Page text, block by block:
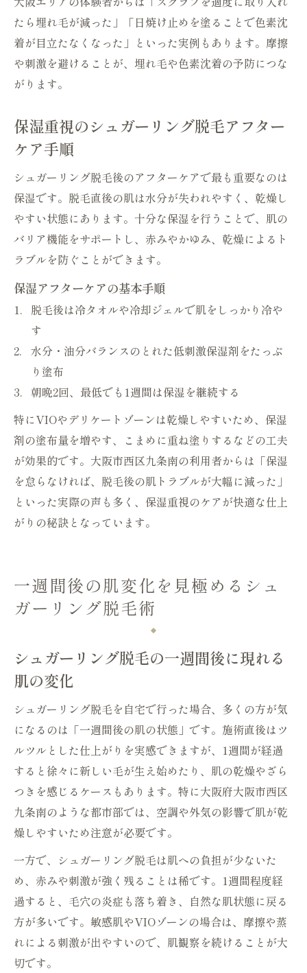
たら埋れ毛が減った」「日焼け止めを塗ることで色素沈
着が目立たなくなった」といった実例もあります。摩擦
や刺激を避けることが、埋れ毛や色素沈着の予防につな
がります。
保湿重視のシュガーリング脱毛アフター
ケア手順
シュガーリング脱毛後のアフターケアで最も重要なのは
保湿です。脱毛直後の肌は水分が失われやすく、乾燥し
やすい状態にあります。十分な保湿を行うことで、肌の
バリア機能をサポートし、赤みやかゆみ、乾燥によるト
ラブルを防ぐことができます。
保湿アフターケアの基本手順
脱毛後は冷タオルや冷却ジェルで肌をしっかり冷や
す
水分・油分バランスのとれた低刺激保湿剤をたっぷ
り塗布
朝晩2回、最低でも1週間は保湿を継続する
特にVIOやデリケートゾーンは乾燥しやすいため、保湿
剤の塗布量を増やす、こまめに重ね塗りするなどの工夫
が効果的です。大阪市西区九条南の利用者からは「保湿
を怠らなければ、脱毛後の肌トラブルが大幅に減った」
といった実際の声も多く、保湿重視のケアが快適な仕上
がりの秘訣となっています。
一週間後の肌変化を見極めるシュ
ガーリング脱毛術
シュガーリング脱毛の一週間後に現れる
肌の変化
シュガーリング脱毛を自宅で行った場合、多くの方が気
になるのは「一週間後の肌の状態」です。施術直後はツ
ルツルとした仕上がりを実感できますが、1週間が経過
すると徐々に新しい毛が生え始めたり、肌の乾燥やざら
つきを感じるケースもあります。特に大阪府大阪市西区
九条南のような都市部では、空調や外気の影響で肌が乾
燥しやすいため注意が必要です。
一方で、シュガーリング脱毛は肌への負担が少ないた
め、赤みや刺激が強く残ることは稀です。1週間程度経
過すると、毛穴の炎症も落ち着き、自然な肌状態に戻る
方が多いです。敏感肌やVIOゾーンの場合は、摩擦や蒸
れによる刺激が出やすいので、肌観察を続けることが大
切です。